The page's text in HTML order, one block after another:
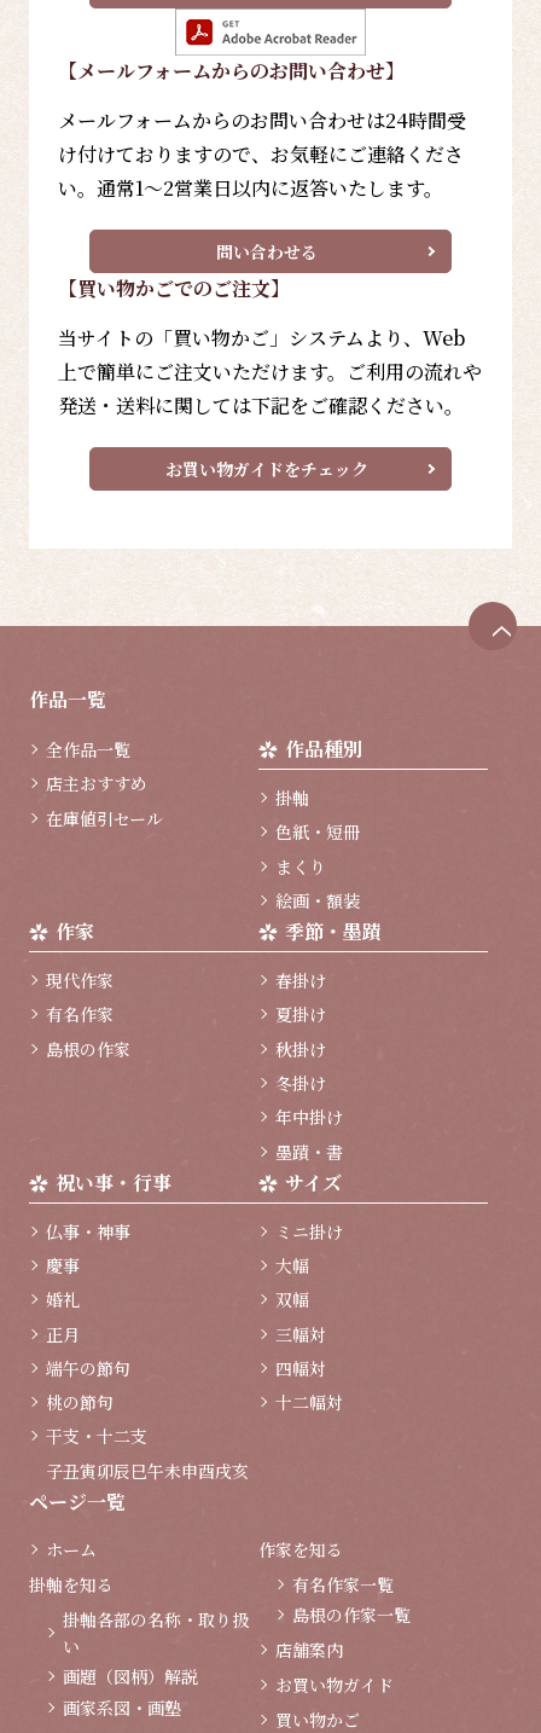
【メールフォームからのお問い合わせ】
メールフォームからのお問い合わせは24時間受
け付けておりますので、お気軽にご連絡くださ
い。通常1～2営業日以内に返答いたします。
問い合わせる
【買い物かごでのご注文】
当サイトの「買い物かご」システムより、Web
上で簡単にご注文いただけます。ご利用の流れや
発送・送料に関しては下記をご確認ください。
お買い物ガイドをチェック
作品一覧
全作品一覧
店主おすすめ
在庫値引セール
作品種別
掛軸
色紙・短冊
まくり
絵画・額装
作家
現代作家
有名作家
島根の作家
季節・墨蹟
春掛け
夏掛け
秋掛け
冬掛け
年中掛け
墨蹟・書
祝い事・行事
仏事・神事
慶事
婚礼
正月
端午の節句
桃の節句
干支・十二支
子丑寅卯辰巳午未申酉戌亥
サイズ
ミニ掛け
大幅
双幅
三幅対
四幅対
十二幅対
ページ一覧
ホーム
掛軸を知る
掛軸各部の名称・取り扱
い
画題（図柄）解説
画家系図・画塾
作家を知る
有名作家一覧
島根の作家一覧
店舗案内
お買い物ガイド
買い物かご
ペ